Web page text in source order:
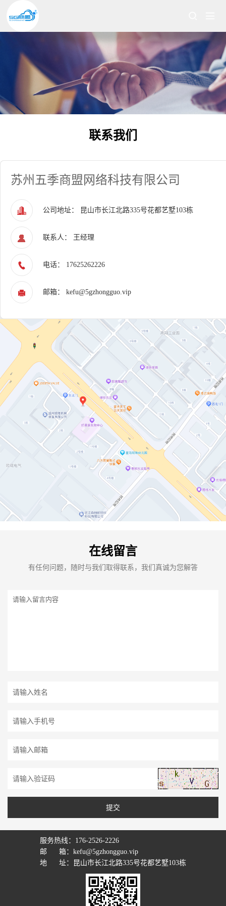
联系我们
苏州五季商盟网络科技有限公司
公司地址： 昆山市长江北路335号花都艺墅103栋
联系人： 王经理
电话： 17625262226
邮箱： kefu@5gzhongguo.vip
在线留言
有任何问题，随时与我们取得联系，我们真诚为您解答
服务热线：176-2526-2226
邮 箱：kefu@5gzhongguo.vip
地 址：昆山市长江北路335号花都艺墅103栋